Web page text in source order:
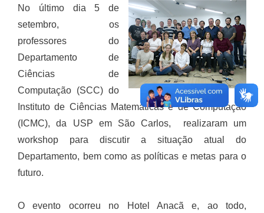
No último dia 5 de
setembro, os
professores do
Departamento de
Ciências de
Computação (SCC) do
Instituto de Ciências Matemáticas e de Computação
(ICMC), da USP em São Carlos, realizaram um
workshop para discutir a situação atual do
Departamento, bem como as políticas e metas para o
futuro.
O evento ocorreu no Hotel Anacã e, ao todo,